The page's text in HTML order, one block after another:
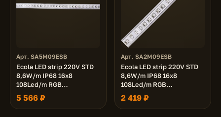
Арт. SA5M09ESB
Ecola LED strip 220V STD
8,6W/m IP68 16x8
108Led/m RGB
разноцветная лента 50м.
5 566 ₽
Арт. SA2M09ESB
Ecola LED strip 220V STD
8,6W/m IP68 16x8
108Led/m RGB
разноцветная лента 20м.
2 419 ₽